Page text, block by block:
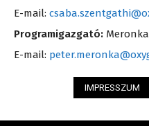
E-mail:
Programigazgató:
E-mail:
IMPRESSZUM